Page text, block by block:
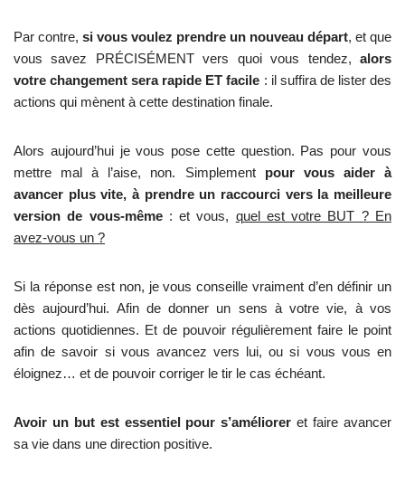
Par contre, si vous voulez prendre un nouveau départ, et que
vous savez PRÉCISÉMENT vers quoi vous tendez, alors
votre changement sera rapide ET facile : il suffira de lister des
actions qui mènent à cette destination finale.
Alors aujourd’hui je vous pose cette question. Pas pour vous
mettre mal à l’aise, non. Simplement pour vous aider à
avancer plus vite, à prendre un raccourci vers la meilleure
version de vous-même : et vous, quel est votre BUT ? En
avez-vous un ?
Si la réponse est non, je vous conseille vraiment d’en définir un
dès aujourd’hui. Afin de donner un sens à votre vie, à vos
actions quotidiennes. Et de pouvoir régulièrement faire le point
afin de savoir si vous avancez vers lui, ou si vous vous en
éloignez… et de pouvoir corriger le tir le cas échéant.
Avoir un but est essentiel pour s’améliorer et faire avancer
sa vie dans une direction positive.